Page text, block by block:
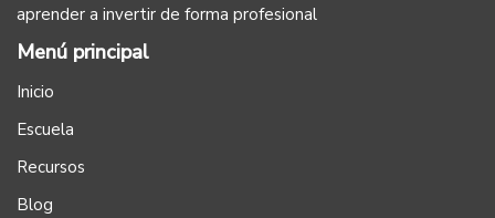
aprender a invertir de forma profesional
Menú principal
Inicio
Escuela
Recursos
Blog